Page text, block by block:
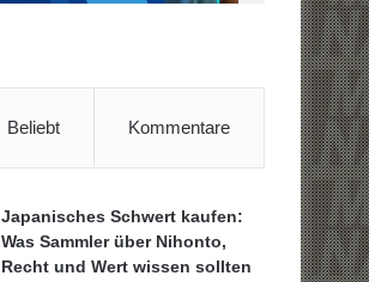
Beliebt Kommentare
Japanisches Schwert kaufen:
Was Sammler über Nihonto,
Recht und Wert wissen sollten